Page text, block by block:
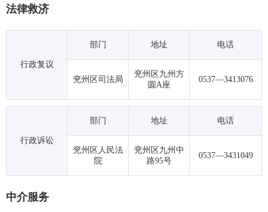
法律救济
行政复议
部门 地址 电话
兖州区司法局
兖州区九州方
圆A座
0537—3413076
行政诉讼
部门 地址 电话
兖州区人民法
院
兖州区九州中
路95号
0537—3431049
中介服务